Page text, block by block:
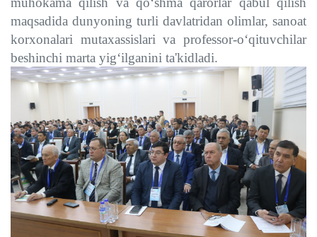
maqsadida dunyoning turli davlatridan olimlar, sanoat
korxonalari mutaxassislari va professor-o‘qituvchilar
beshinchi marta yig‘ilganini ta'kidladi.